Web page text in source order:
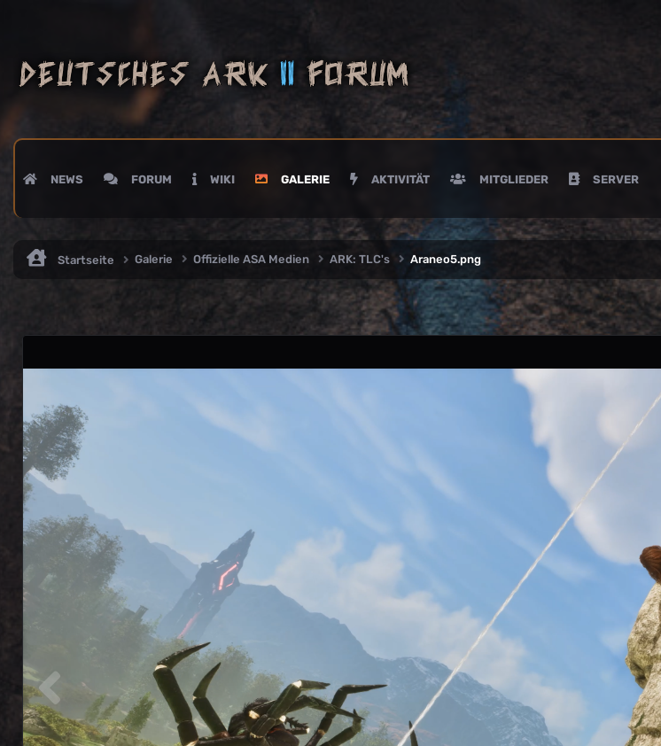
NEWS FORUM WIKI GALERIE AKTIVITÄT MITGLIEDER SERVER
Startseite Galerie Offizielle ASA Medien ARK: TLC's Araneo5.png